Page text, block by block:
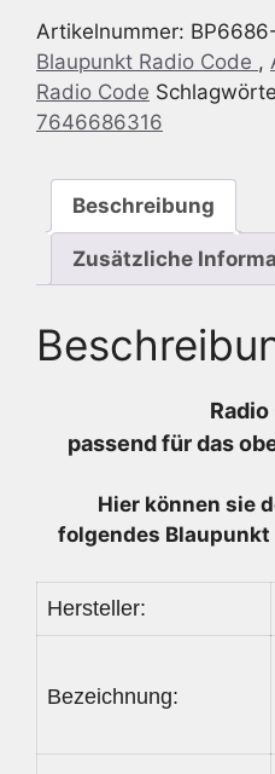
947
-
ALFA
937
ALFA
C1V2
7
646
Menge
Artikelnummer:
Blaupunkt Radio Code ,
Radio Code
7646686316
Beschreibung
Zusätzliche
Radio
passend für das
Hier können sie
folgendes
Hersteller:
Bezeichnung: